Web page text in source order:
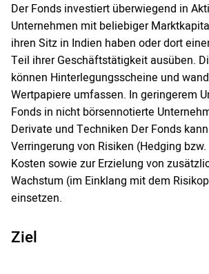
Der Fonds investiert überwiegend in
Unternehmen mit beliebiger
ihren Sitz in Indien haben oder dort
Teil ihrer Geschäftstätigkeit ausüben.
können Hinterlegungsscheine und
Wertpapiere umfassen. In geringerem
Fonds in nicht börsennotierte
Derivate und Techniken Der Fonds
Verringerung von Risiken (Hedging
Kosten sowie zur Erzielung von
Wachstum (im Einklang mit dem
einsetzen.
Ziel